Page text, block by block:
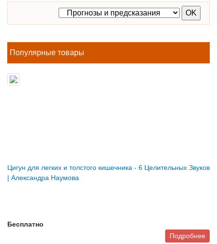
Популярные товары
Цигун для легких и толстого кишечника - 6 Целительных Звуков
| Александра Наумова
Бесплатно
Подробнее